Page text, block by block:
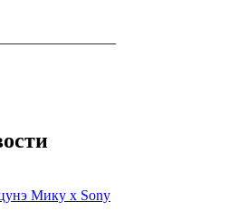
Мику х Sony